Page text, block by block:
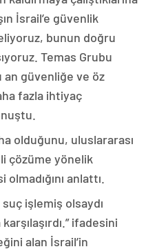
İsrail’e güvenlik
bunun doğru
Temas Grubu
an güvenliğe ve öz
fazla ihtiyaç
olduğunu, uluslararası
çözüme yönelik
anlattı.
işlemiş olsaydı
ifadesini
alan İsrail’in